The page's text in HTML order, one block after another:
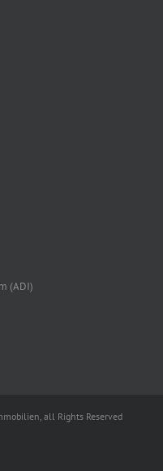
(ADI)
all Rights Reserved